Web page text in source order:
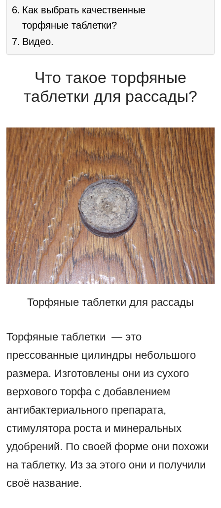
Как выбрать качественные
торфяные таблетки?
Видео.
Что такое торфяные
таблетки для рассады?
Торфяные таблетки для рассады
Торфяные таблетки — это
прессованные цилиндры небольшого
размера. Изготовлены они из сухого
верхового торфа с добавлением
антибактериального препарата,
стимулятора роста и минеральных
удобрений. По своей форме они похожи
на таблетку. Из за этого они и получили
своё название.